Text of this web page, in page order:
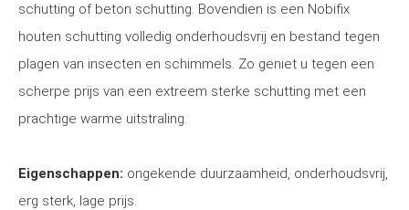
schutting of beton schutting. Bovendien is een Nobifix
houten schutting volledig onderhoudsvrij en bestand tegen
plagen van insecten en schimmels. Zo geniet u tegen een
scherpe prijs van een extreem sterke schutting met een
prachtige warme uitstraling.
Eigenschappen: ongekende duurzaamheid, onderhoudsvrij,
erg sterk, lage prijs.